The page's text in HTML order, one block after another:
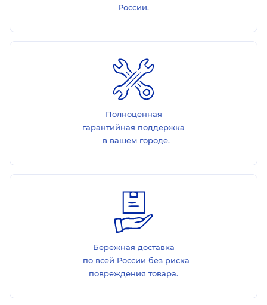
России.
Полноценная
гарантийная поддержка
в вашем городе.
Бережная доставка
по всей России без риска
повреждения товара.